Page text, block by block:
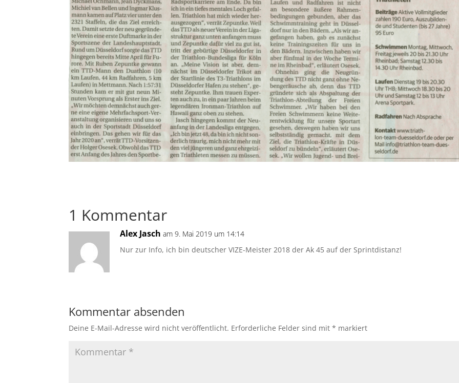
1 Kommentar
Alex Jasch am 9. Mai 2019 um 14:14
Nur zur Info, ich bin deutscher VIZE-Meister 2018 der Ak 45 auf der Sprintdistanz!
Kommentar absenden
Deine E-Mail-Adresse wird nicht veröffentlicht. Erforderliche Felder sind mit* markiert